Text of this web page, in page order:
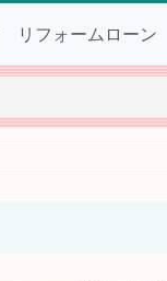
リフォームローン